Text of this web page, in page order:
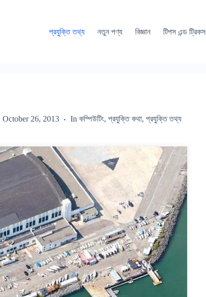
প্রযুক্তি তথ্য
নতুন পণ্য বিজ্ঞান টিপস এন্ড ট্রিকস
October 26, 2013 In কম্পিউটিং, প্রযুক্তি কথা, প্রযুক্তি তথ্য